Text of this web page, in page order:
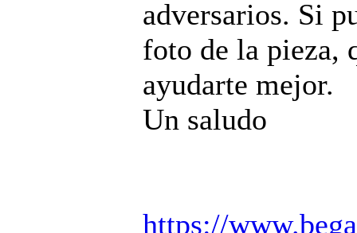
adversarios. Si
foto de la pieza,
ayudarte mejor.
Un saludo
https://